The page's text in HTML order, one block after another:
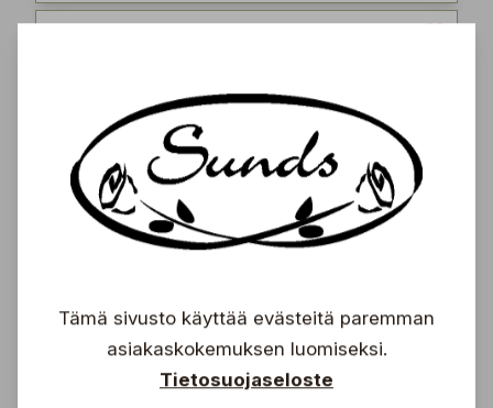
9,50
€
Suklaapraliini 'Kram' 40
g
€
Tämä sivusto käyttää evästeitä paremman
asiakaskokemuksen luomiseksi.
Tietosuojaseloste